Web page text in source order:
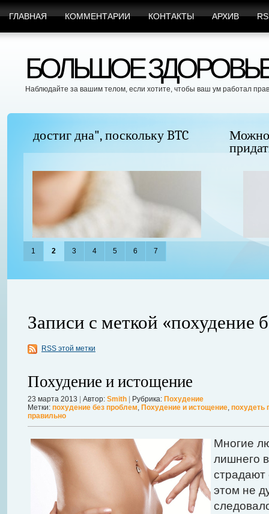
ГЛАВНАЯ КОММЕНТАРИИ КОНТАКТЫ АРХИВ
БОЛЬШОЕ
Наблюдайте за вашим телом, если хотите, чтобы ваш ум работал
Можно ли увеличить грудь без
речь, нужно углубиться в анатомию.
Далее...
1 2 3 4 5 6 7
Записи с меткой «похудение
RSS этой метки
Похудение и истощение
23 марта 2013 Автор: Smith Рубрика: Похудение
Метки: похудение без проблем, Похудение и истощение, похудеть
правильно
Многие
лишнего
страдают
этом не